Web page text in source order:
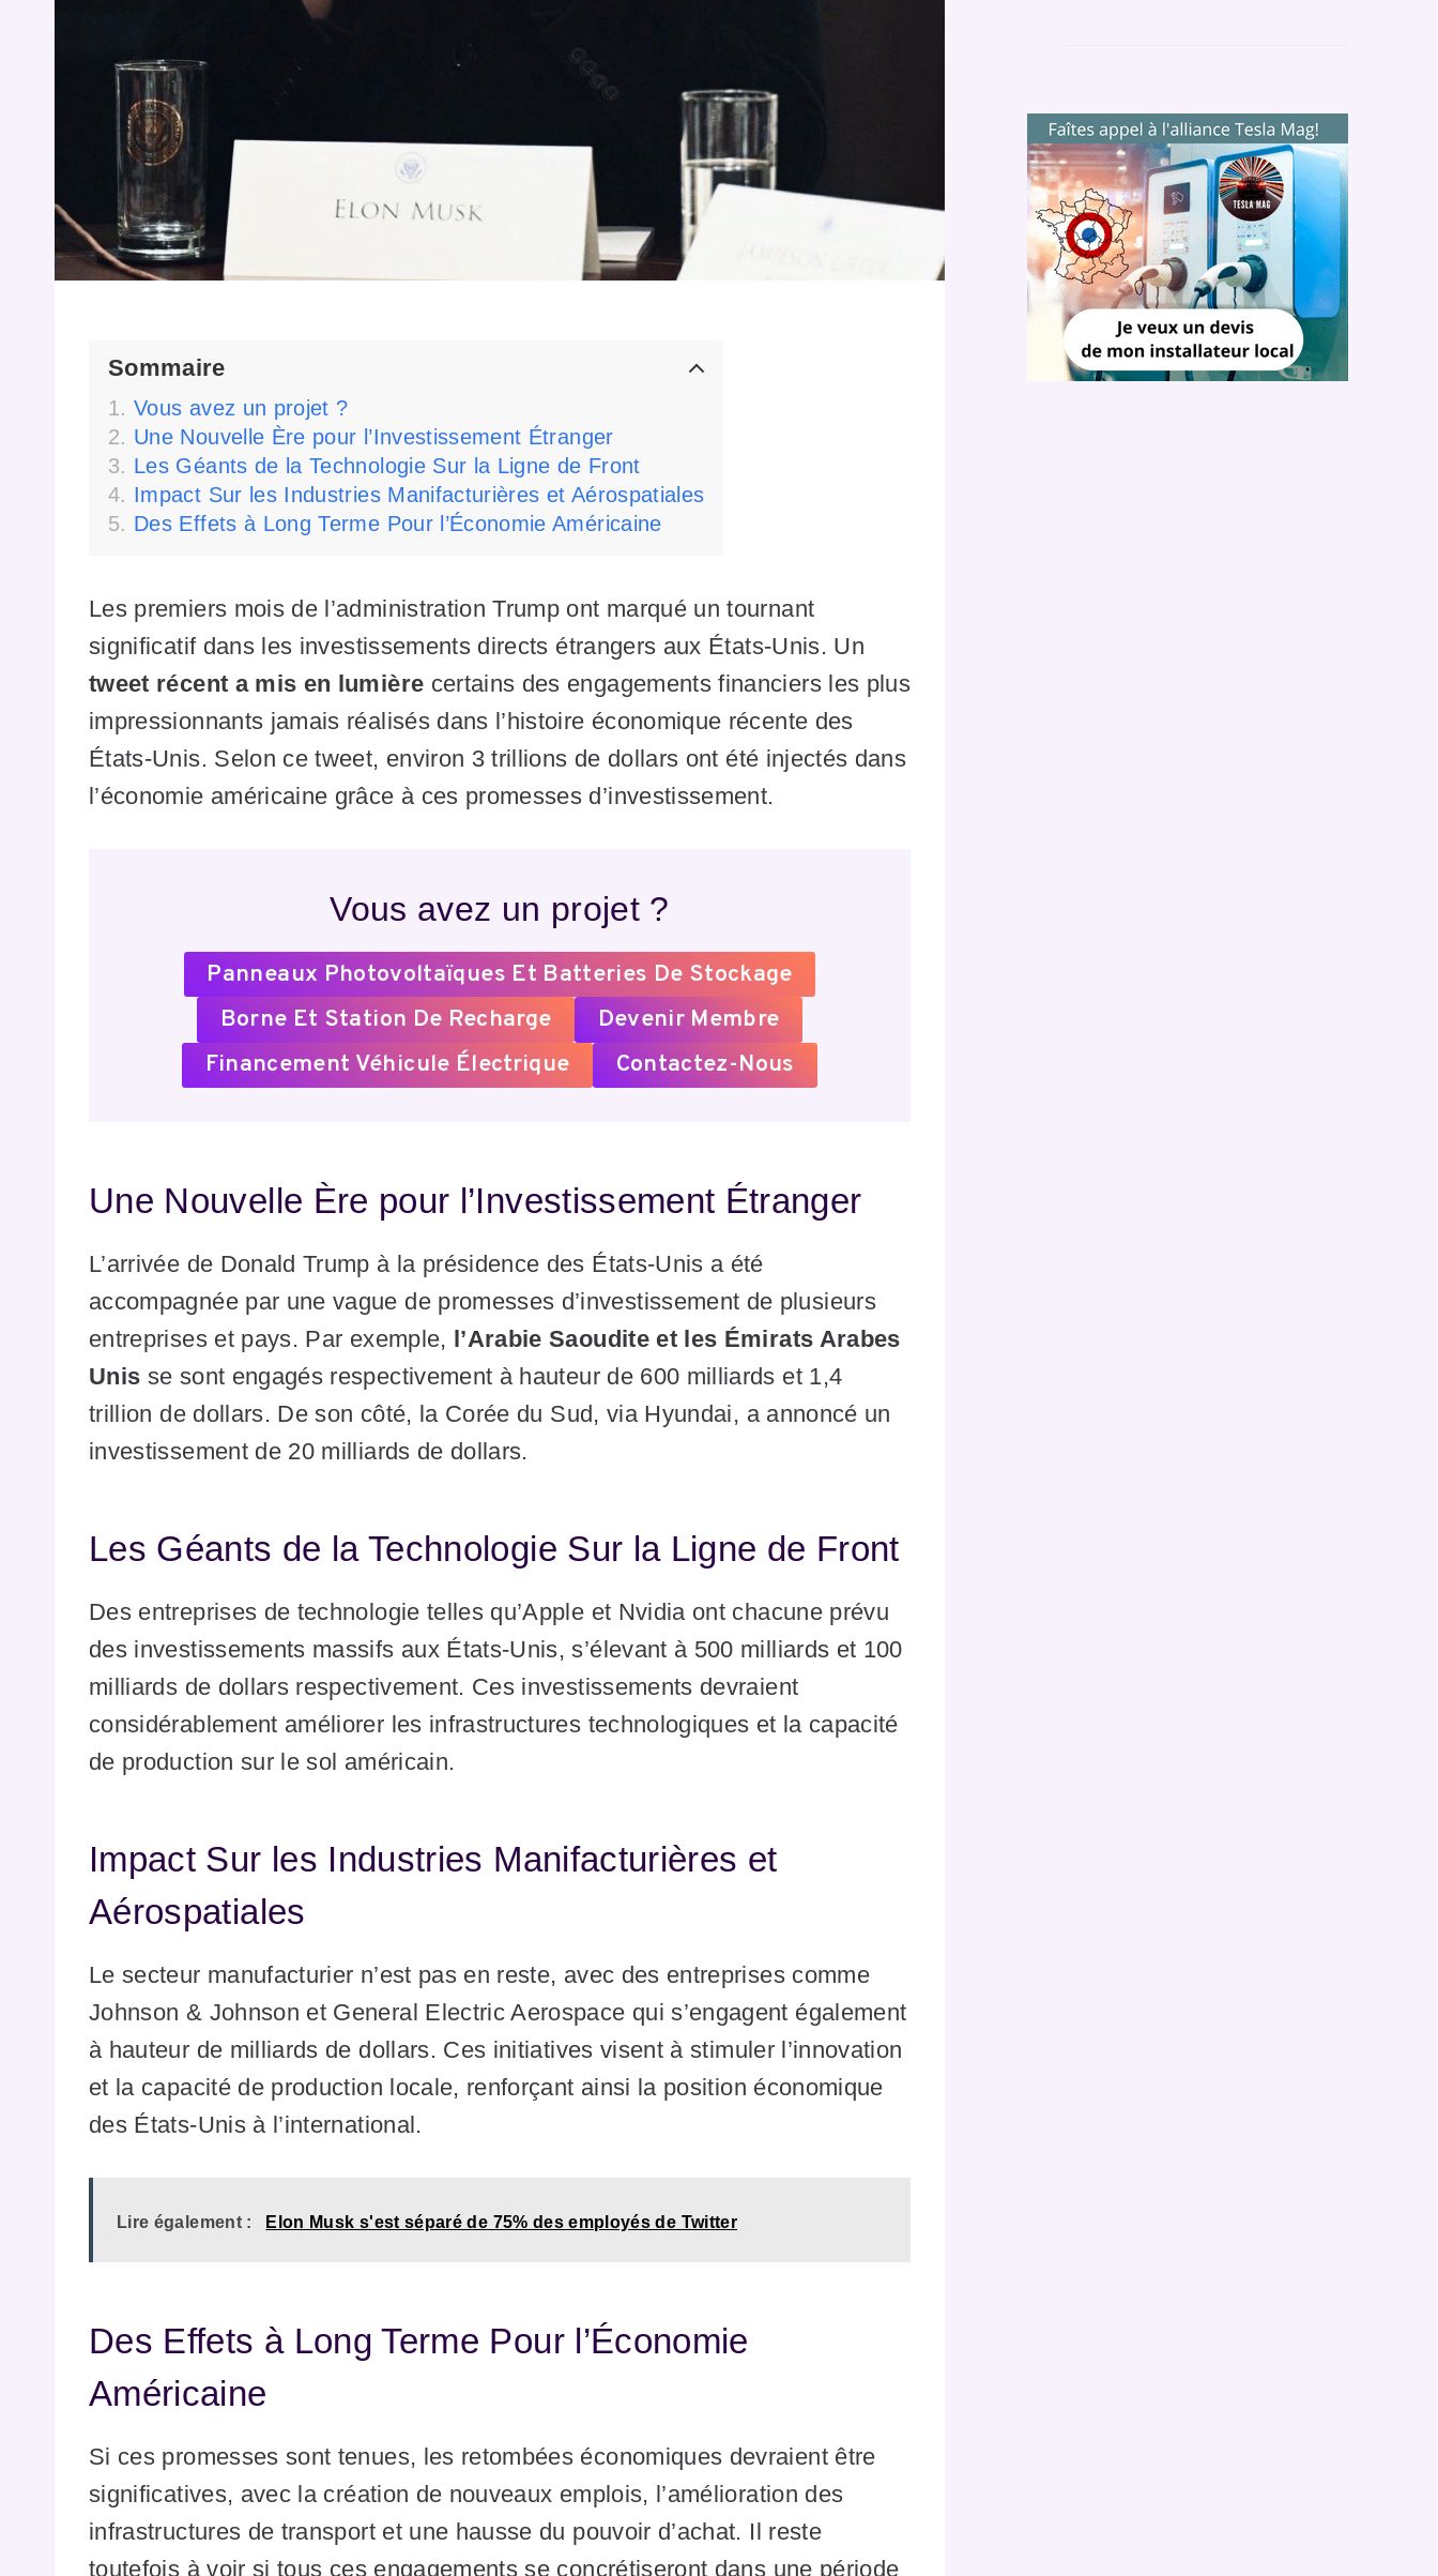
Sommaire
Vous avez un projet ?
Une Nouvelle Ère pour l’Investissement Étranger
Les Géants de la Technologie Sur la Ligne de Front
Impact Sur les Industries Manifacturières et Aérospatiales
Des Effets à Long Terme Pour l’Économie Américaine
Les premiers mois de l’administration Trump ont marqué un tournant
significatif dans les investissements directs étrangers aux États-Unis. Un
tweet récent a mis en lumière certains des engagements financiers les plus
impressionnants jamais réalisés dans l’histoire économique récente des
États-Unis. Selon ce tweet, environ 3 trillions de dollars ont été injectés dans
l’économie américaine grâce à ces promesses d’investissement.
Vous avez un projet ?
Panneaux Photovoltaïques Et Batteries De Stockage
Borne Et Station De Recharge
Devenir Membre
Financement Véhicule Électrique
Contactez-Nous
Une Nouvelle Ère pour l’Investissement Étranger
L’arrivée de Donald Trump à la présidence des États-Unis a été
accompagnée par une vague de promesses d’investissement de plusieurs
entreprises et pays. Par exemple, l’Arabie Saoudite et les Émirats Arabes
Unis se sont engagés respectivement à hauteur de 600 milliards et 1,4
trillion de dollars. De son côté, la Corée du Sud, via Hyundai, a annoncé un
investissement de 20 milliards de dollars.
Les Géants de la Technologie Sur la Ligne de Front
Des entreprises de technologie telles qu’Apple et Nvidia ont chacune prévu
des investissements massifs aux États-Unis, s’élevant à 500 milliards et 100
milliards de dollars respectivement. Ces investissements devraient
considérablement améliorer les infrastructures technologiques et la capacité
de production sur le sol américain.
Impact Sur les Industries Manifacturières et
Aérospatiales
Le secteur manufacturier n’est pas en reste, avec des entreprises comme
Johnson & Johnson et General Electric Aerospace qui s’engagent également
à hauteur de milliards de dollars. Ces initiatives visent à stimuler l’innovation
et la capacité de production locale, renforçant ainsi la position économique
des États-Unis à l’international.
Lire également : Elon Musk s'est séparé de 75% des employés de Twitter
Des Effets à Long Terme Pour l’Économie
Américaine
Si ces promesses sont tenues, les retombées économiques devraient être
significatives, avec la création de nouveaux emplois, l’amélioration des
infrastructures de transport et une hausse du pouvoir d’achat. Il reste
toutefois à voir si tous ces engagements se concrétiseront dans une période